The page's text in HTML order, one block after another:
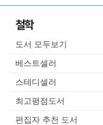
철학
도서 모두보기
베스트셀러
스테디셀러
최고평점도서
편집자 추천 도서